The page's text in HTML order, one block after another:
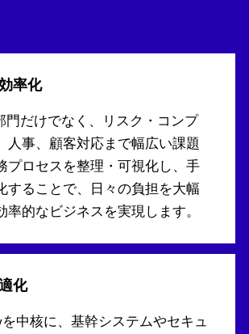
率化
門だけでなく、リスク・コンプ
人事、顧客対応まで幅広い課題
プロセスを整理・可視化し、手
することで、日々の負担を大幅
率的なビジネスを実現します。
化
中核に、基幹システムやセキュ